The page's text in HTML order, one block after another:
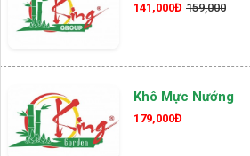
141,000Đ 159,000
Khô Mực Nướng
179,000Đ